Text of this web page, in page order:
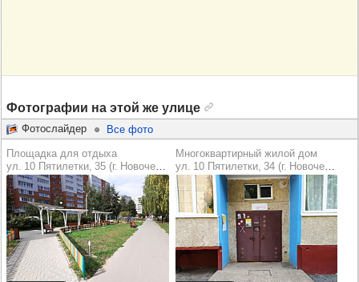
Фотографии на этой же улице
Фотослайдер
Все фото
Площадка для отдыха
ул. 10 Пятилетки, 35 (г. Новочебоксарск)
Многоквартирный жилой дом
ул. 10 Пятилетки, 34 (г. Новочебоксарск)